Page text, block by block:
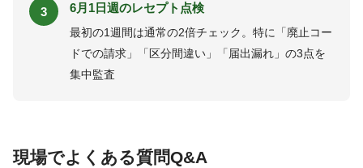
3 6月1日週のレセプト点検
最初の1週間は通常の2倍チェック。特に「廃止コー
ドでの請求」「区分間違い」「届出漏れ」の3点を
集中監査
現場でよくある質問Q&A